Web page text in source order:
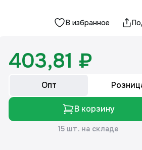
В избранное
403,81 ₽
Опт
В корзину
15 шт. на складе